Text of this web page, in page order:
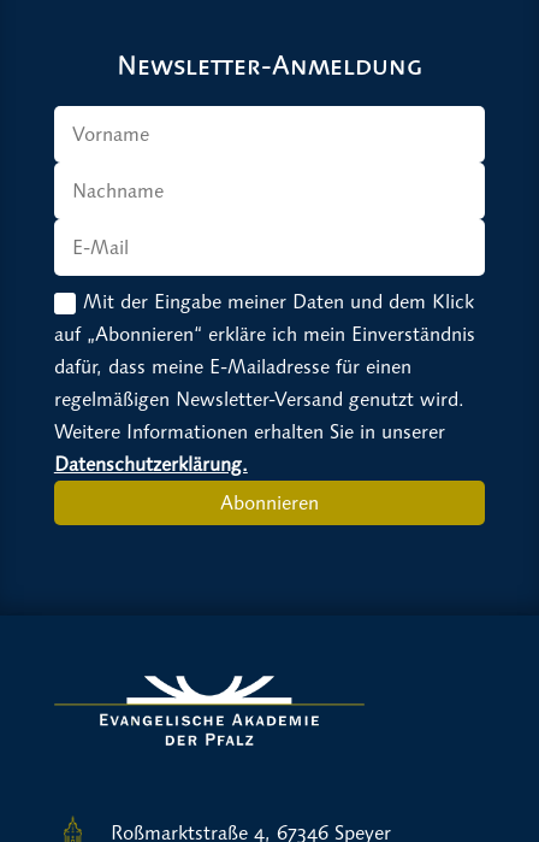
Newsletter-Anmeldung
Mit der Eingabe meiner Daten und dem Klick
auf „Abonnieren“ erkläre ich mein Einverständnis
dafür, dass meine E-Mailadresse für einen
regelmäßigen Newsletter-Versand genutzt wird.
Weitere Informationen erhalten Sie in unserer
Datenschutzerklärung.
Abonnieren
Roßmarktstraße 4, 67346 Speyer